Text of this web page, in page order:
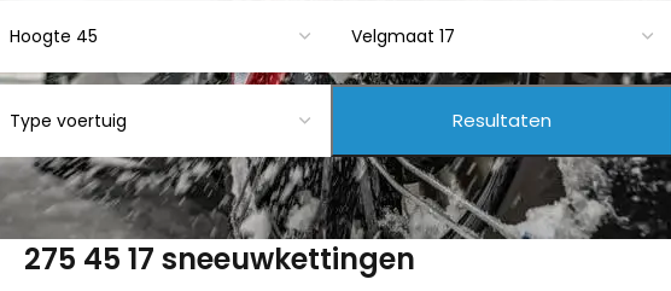
275 45 17 sneeuwkettingen